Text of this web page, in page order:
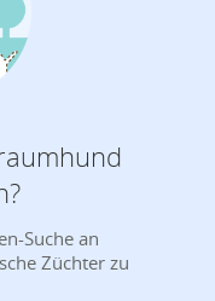
Suche an
Züchter zu